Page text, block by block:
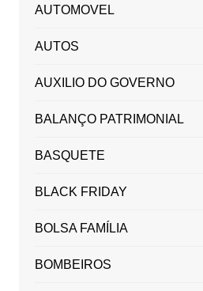
AUTOMOVEL
AUTOS
AUXILIO DO GOVERNO
BALANÇO PATRIMONIAL
BASQUETE
BLACK FRIDAY
BOLSA FAMÍLIA
BOMBEIROS